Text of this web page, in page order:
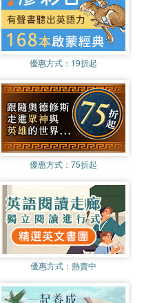
優惠方式： 19折起
優惠方式： 75折起
優惠方式： 熱賣中